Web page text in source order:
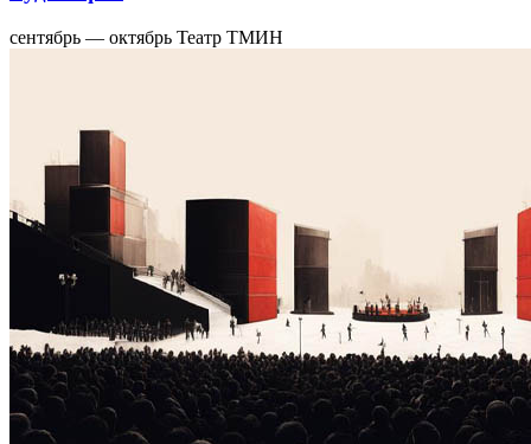
сентябрь — октябрь Театр ТМИН